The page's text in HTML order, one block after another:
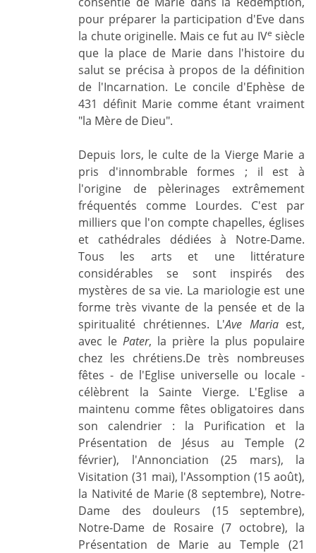
pour préparer la participation d'Eve dans
la chute originelle. Mais ce fut au IVe siècle
que la place de Marie dans l'histoire du
salut se précisa à propos de la définition
de l'Incarnation. Le concile d'Ephèse de
431 définit Marie comme étant vraiment
"la Mère de Dieu".
Depuis lors, le culte de la Vierge Marie a
pris d'innombrable formes ; il est à
l'origine de pèlerinages extrêmement
fréquentés comme Lourdes. C'est par
milliers que l'on compte chapelles, églises
et cathédrales dédiées à Notre-Dame.
Tous les arts et une littérature
considérables se sont inspirés des
mystères de sa vie. La mariologie est une
forme très vivante de la pensée et de la
spiritualité chrétiennes. L'Ave Mariaest,
avec le Pater, la prière la plus populaire
chez les chrétiens.De très nombreuses
fêtes - de l'Eglise universelle ou locale -
célèbrent la Sainte Vierge. L'Eglise a
maintenu comme fêtes obligatoires dans
son calendrier : la Purification et la
Présentation de Jésus au Temple (2
février), l'Annonciation (25 mars), la
Visitation (31 mai), l'Assomption (15 août),
la Nativité de Marie (8 septembre), Notre-
Dame des douleurs (15 septembre),
Notre-Dame de Rosaire (7 octobre), la
Présentation de Marie au Temple (21